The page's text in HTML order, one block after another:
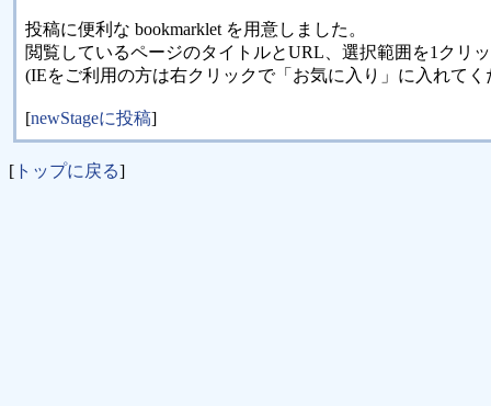
投稿に便利な bookmarklet を用意しました。
閲覧しているページのタイトルとURL、選択範囲を1クリ
(IEをご利用の方は右クリックで「お気に入り」に入れてく
[newStageに投稿]
[ トップに戻る]